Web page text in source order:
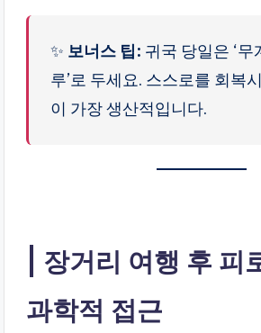
✨ 보너스 팁: 귀국 당일은 ‘무
루’로 두세요. 스스로를 회복
이 가장 생산적입니다.
장거리 여행 후 피
과학적 접근